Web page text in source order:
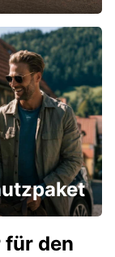
für den